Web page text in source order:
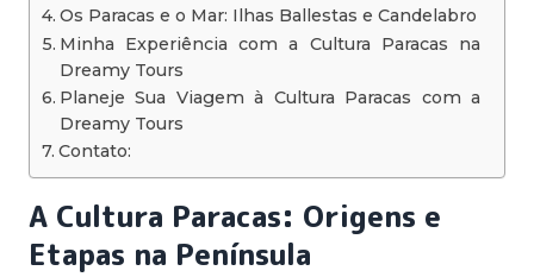
Os Paracas e o Mar: Ilhas Ballestas e Candelabro
Minha Experiência com a Cultura Paracas na
Dreamy Tours
Planeje Sua Viagem à Cultura Paracas com a
Dreamy Tours
Contato:
A Cultura Paracas: Origens e
Etapas na Península